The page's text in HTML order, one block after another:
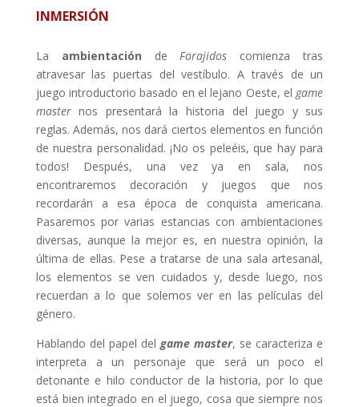
INMERSIÓN
La ambientación deForajidos comienza tras
atravesar las puertas del vestíbulo. A través de un
juego introductorio basado en el lejano Oeste, elgame
masternos presentará la historia del juego y sus
reglas. Además, nos dará ciertos elementos en función
de nuestra personalidad. ¡No os peleéis, que hay para
todos! Después, una vez ya en sala, nos
encontraremos decoración y juegos que nos
recordarán a esa época de conquista americana.
Pasaremos por varias estancias con ambientaciones
diversas, aunque la mejor es, en nuestra opinión, la
última de ellas. Pese a tratarse de una sala artesanal,
los elementos se ven cuidados y, desde luego, nos
recuerdan a lo que solemos ver en las películas del
género.
Hablando del papel del game master, se caracteriza e
interpreta a un personaje que será un poco el
detonante e hilo conductor de la historia, por lo que
está bien integrado en el juego, cosa que siempre nos